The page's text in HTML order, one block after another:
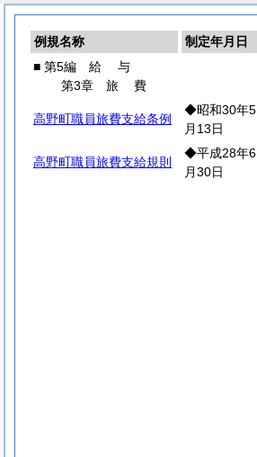
例規名称 制定年月日
■ 第5編 給 与
第3章 旅費
高野町職員旅費支給条例
◆昭和30年5
月13日
高野町職員旅費支給規則
◆平成28年6
月30日